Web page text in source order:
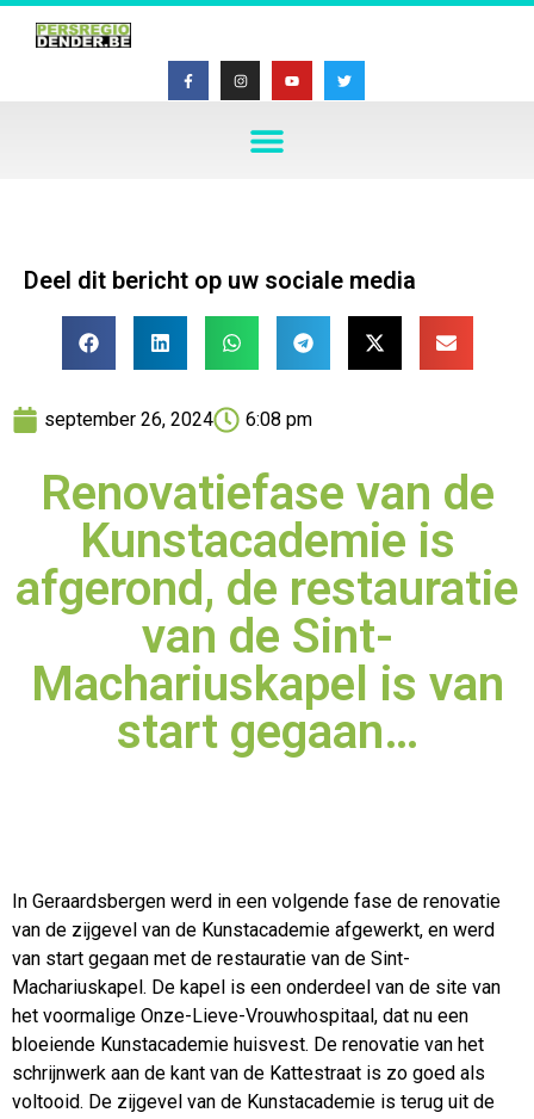
Deel dit bericht op uw sociale media
september 26, 2024 6:08 pm
Renovatiefase van de
Kunstacademie is
afgerond, de restauratie
van de Sint-
Machariuskapel is van
start gegaan…
In Geraardsbergen werd in een volgende fase de renovatie
van de zijgevel van de Kunstacademie afgewerkt, en werd
van start gegaan met de restauratie van de Sint-
Machariuskapel. De kapel is een onderdeel van de site van
het voormalige Onze-Lieve-Vrouwhospitaal, dat nu een
bloeiende Kunstacademie huisvest. De renovatie van het
schrijnwerk aan de kant van de Kattestraat is zo goed als
voltooid. De zijgevel van de Kunstacademie is terug uit de